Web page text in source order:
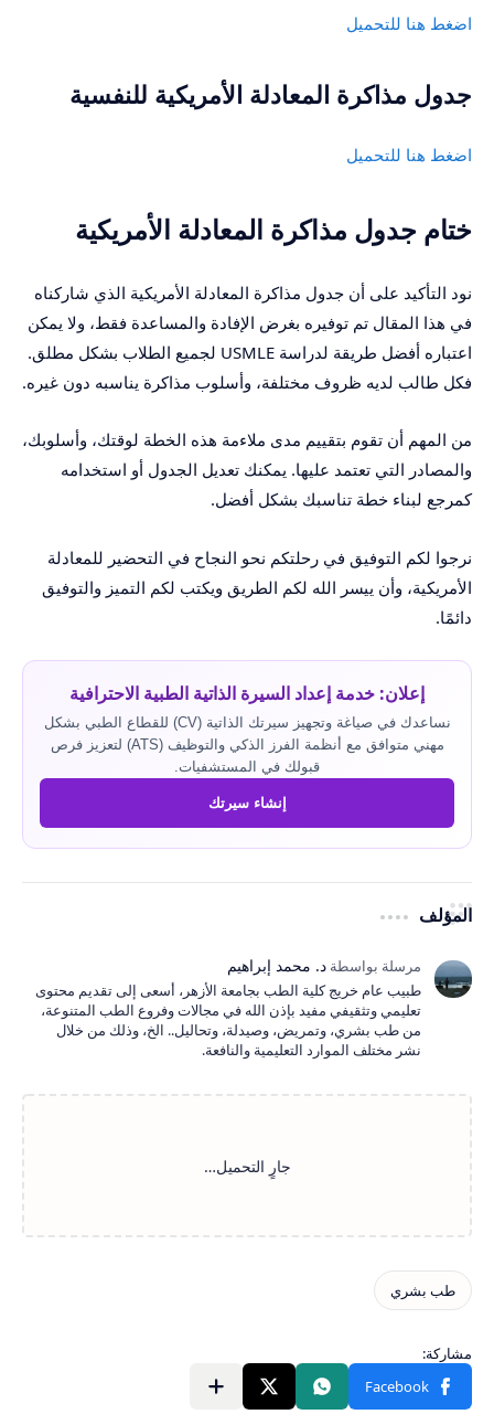
اضغط هنا للتحميل
جدول مذاكرة المعادلة الأمريكية للنفسية
اضغط هنا للتحميل
ختام جدول مذاكرة المعادلة الأمريكية
نود التأكيد على أن جدول مذاكرة المعادلة الأمريكية الذي شاركناه
في هذا المقال تم توفيره بغرض الإفادة والمساعدة فقط، ولا يمكن
اعتباره أفضل طريقة لدراسة USMLE لجميع الطلاب بشكل مطلق.
فكل طالب لديه ظروف مختلفة، وأسلوب مذاكرة يناسبه دون غيره.
من المهم أن تقوم بتقييم مدى ملاءمة هذه الخطة لوقتك، وأسلوبك،
والمصادر التي تعتمد عليها. يمكنك تعديل الجدول أو استخدامه
كمرجع لبناء خطة تناسبك بشكل أفضل.
نرجوا لكم التوفيق في رحلتكم نحو النجاح في التحضير للمعادلة
الأمريكية، وأن ييسر الله لكم الطريق ويكتب لكم التميز والتوفيق
دائمًا.
إعلان: خدمة إعداد السيرة الذاتية الطبية الاحترافية
نساعدك في صياغة وتجهيز سيرتك الذاتية (CV) للقطاع الطبي بشكل
مهني متوافق مع أنظمة الفرز الذكي والتوظيف (ATS) لتعزيز فرص
قبولك في المستشفيات.
إنشاء سيرتك
المؤلف
طبيب عام خريج كلية الطب بجامعة الأزهر، أسعى إلى تقديم محتوى
تعليمي وتثقيفي مفيد بإذن الله في مجالات وفروع الطب المتنوعة،
من طب بشري، وتمريض، وصيدلة، وتحاليل.. الخ، وذلك من خلال
نشر مختلف الموارد التعليمية والنافعة.